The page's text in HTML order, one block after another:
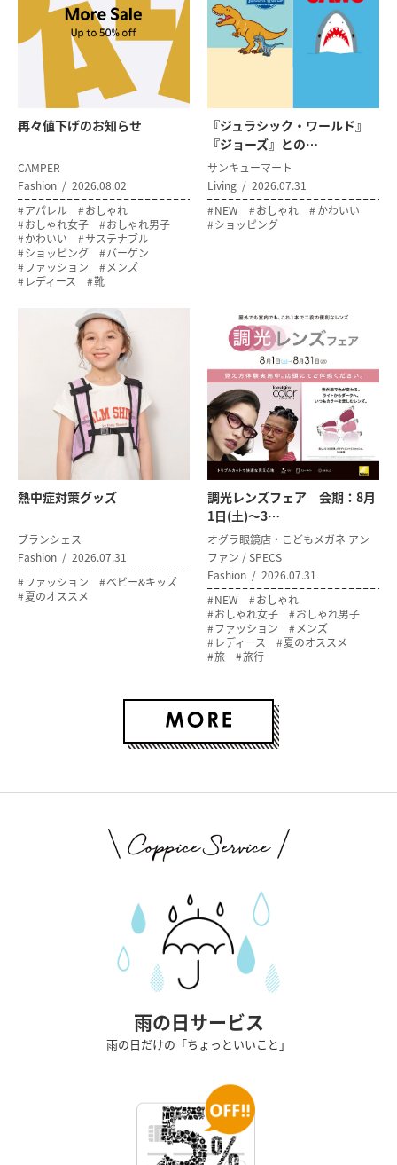
再々値下げのお知らせ
CAMPER
Fashion
2026.08.02
アパレル
おしゃれ
おしゃれ女子
おしゃれ男子
かわいい
サステナブル
ショッピング
バーゲン
ファッション
メンズ
レディース
靴
『ジュラシック・ワールド』
『ジョーズ』との…
サンキューマート
Living
2026.07.31
NEW
おしゃれ
かわいい
ショッピング
熱中症対策グッズ
ブランシェス
Fashion
2026.07.31
ファッション
ベビー&キッズ
夏のオススメ
調光レンズフェア 会期：8月
1日(土)～3…
オグラ眼鏡店・こどもメガネ アン
ファン / SPECS
Fashion
2026.07.31
NEW
おしゃれ
おしゃれ女子
おしゃれ男子
ファッション
メンズ
レディース
夏のオススメ
旅
旅行
雨の日サービス
雨の日だけの「ちょっといいこと」